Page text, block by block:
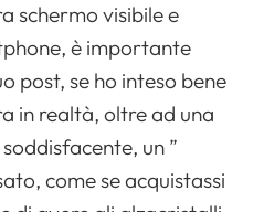
schermo visibile e
è importante
post, se ho inteso bene
in realtà, oltre ad una
un ”
come se acquistassi